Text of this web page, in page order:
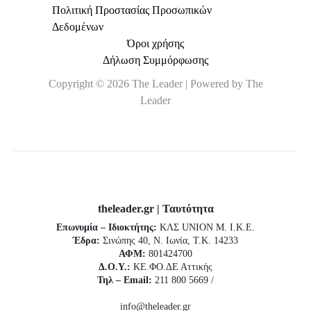
Πολιτική Προστασίας Προσωπικών
Δεδομένων
Όροι χρήσης
Δήλωση Συμμόρφωσης
Copyright © 2026 The Leader | Powered by The
Leader
theleader.gr | Ταυτότητα
Επωνυμία – Ιδιοκτήτης: ΚΛΣ UNION Μ. Ι.Κ.Ε.
Έδρα: Σινώπης 40, Ν. Ιωνία, Τ.Κ. 14233
ΑΦΜ: 801424700
Δ.Ο.Υ.: ΚΕ.ΦΟ.ΔΕ Αττικής
Τηλ – Email: 211 800 5669 /
info@theleader.gr